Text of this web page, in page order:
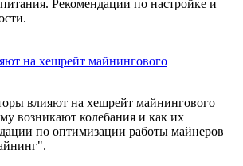
Рекомендации по настройке и
на хешрейт майнингового
влияют на хешрейт майнингового
возникают колебания и как их
по оптимизации работы майнеров